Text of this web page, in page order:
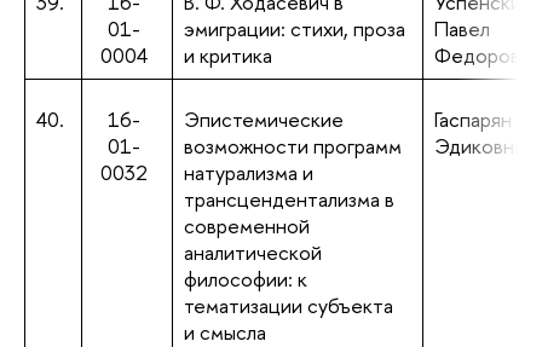
01-
0004
эмиграции: стихи, проза
и критика
Павел
Федорович
40.
16-
01-
0032
Эпистемические
возможности программ
натурализма и
трансцендентализма в
современной
аналитической
философии: к
тематизации субъекта
и смысла
Гаспарян
Эдиковна